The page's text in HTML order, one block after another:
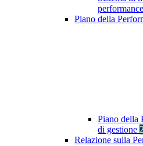
performance
Piano della
Piano della
di gestione 2
Relazione sulla